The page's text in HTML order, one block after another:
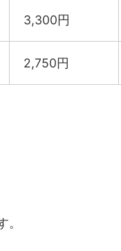
3,300円
2,750円